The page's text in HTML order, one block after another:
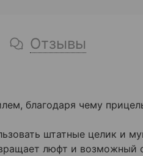
Отзывы
благодаря чему
штатные целик и
люфт и возможный